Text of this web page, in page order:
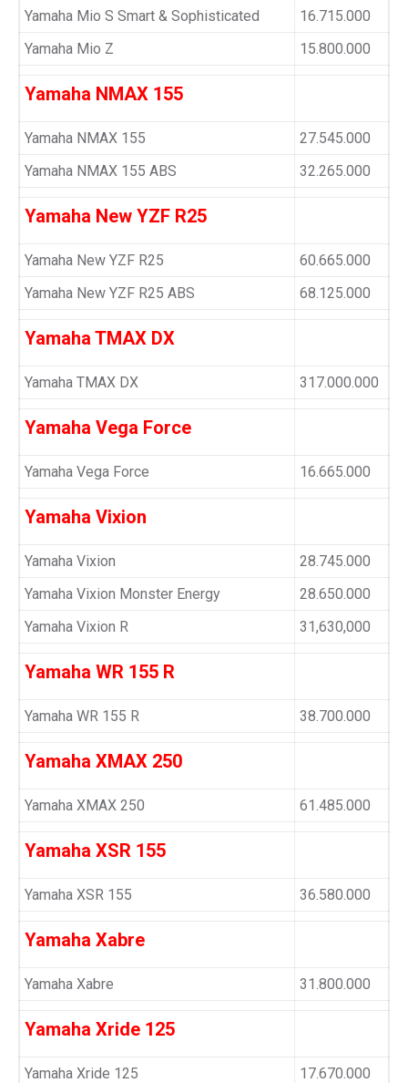
Yamaha Mio S Smart & Sophisticated
16.715.000
Yamaha Mio Z
15.800.000
Yamaha NMAX 155
Yamaha NMAX 155
27.545.000
Yamaha NMAX 155 ABS
32.265.000
Yamaha New YZF R25
Yamaha New YZF R25
60.665.000
Yamaha New YZF R25 ABS
68.125.000
Yamaha TMAX DX
Yamaha TMAX DX 317.000.000
Yamaha Vega Force
Yamaha Vega Force 16.665.000
Yamaha Vixion
Yamaha Vixion
28.745.000
Yamaha Vixion Monster Energy
28.650.000
Yamaha Vixion R
31,630,000
Yamaha WR 155 R
Yamaha WR 155 R 38.700.000
Yamaha XMAX 250
Yamaha XMAX 250 61.485.000
Yamaha XSR 155
Yamaha XSR 155 36.580.000
Yamaha Xabre
Yamaha Xabre 31.800.000
Yamaha Xride 125
Yamaha Xride 125 17.670.000